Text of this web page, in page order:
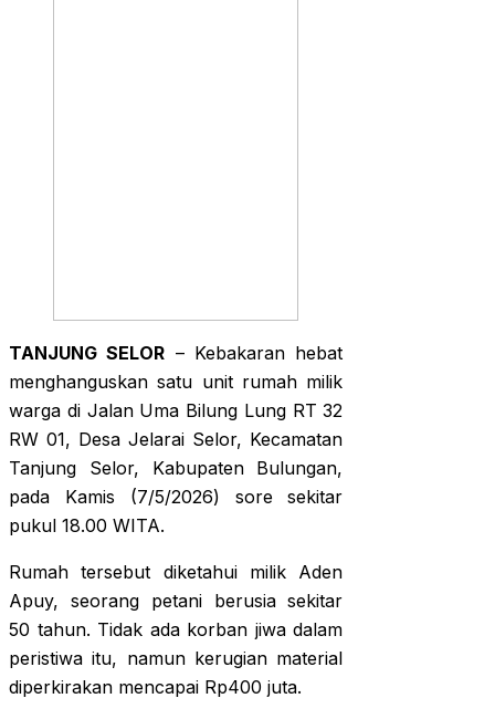
TANJUNG SELOR – Kebakaran hebat
menghanguskan satu unit rumah milik
warga di Jalan Uma Bilung Lung RT 32
RW 01, Desa Jelarai Selor, Kecamatan
Tanjung Selor, Kabupaten Bulungan,
pada Kamis (7/5/2026) sore sekitar
pukul 18.00 WITA.
Rumah tersebut diketahui milik Aden
Apuy, seorang petani berusia sekitar
50 tahun. Tidak ada korban jiwa dalam
peristiwa itu, namun kerugian material
diperkirakan mencapai Rp400 juta.